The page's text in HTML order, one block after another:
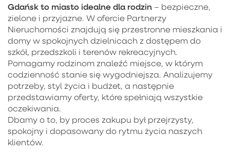
Gdańsk to miasto idealne dla rodzin – bezpieczne,
zielone i przyjazne. W ofercie Partnerzy
Nieruchomości znajdują się przestronne mieszkania i
domy w spokojnych dzielnicach z dostępem do
szkół, przedszkoli i terenów rekreacyjnych.
Pomagamy rodzinom znaleźć miejsce, w którym
codzienność stanie się wygodniejsza. Analizujemy
potrzeby, styl życia i budżet, a następnie
przedstawiamy oferty, które spełniają wszystkie
oczekiwania.
Dbamy o to, by proces zakupu był przejrzysty,
spokojny i dopasowany do rytmu życia naszych
klientów.